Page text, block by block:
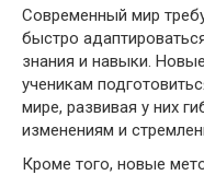
Современный мир
быстро
знания и навыки.
ученикам
мире, развивая у них
изменениям и
Кроме того, новые